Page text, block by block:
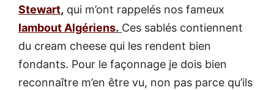
Stewart, qui m’ont rappelés nos fameux
lambout Algériens. Ces sablés contiennent
du cream cheese qui les rendent bien
fondants. Pour le façonnage je dois bien
reconnaître m’en être vu, non pas parce qu’ils